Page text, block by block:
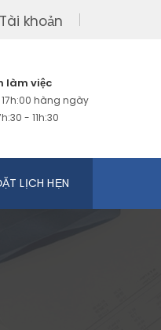
Tài khoản
làm việc
hàng ngày
- 11h:30
LỊCH HẸN